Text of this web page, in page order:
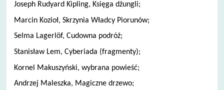
Joseph Rudyard Kipling, Księga dżungli;
Marcin Kozioł, Skrzynia Władcy Piorunów;
Selma Lagerlöf, Cudowna podróż;
Stanisław Lem, Cyberiada (fragmenty);
Kornel Makuszyński, wybrana powieść;
Andrzej Maleszka, Magiczne drzewo;